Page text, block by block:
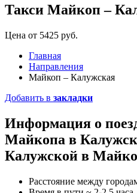
Такси Майкоп –
Цена от 5425 руб.
Главная
Направления
Майкоп – Калужская
Добавить в закладки
Информация о
Майкопа в
Калужской в
Расстояние между